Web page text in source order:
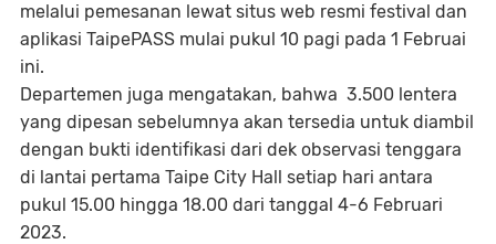
melalui pemesanan lewat situs web resmi festival dan
aplikasi TaipePASS mulai pukul 10 pagi pada 1 Februai
ini.
Departemen juga mengatakan, bahwa 3.500 lentera
yang dipesan sebelumnya akan tersedia untuk diambil
dengan bukti identifikasi dari dek observasi tenggara
di lantai pertama Taipe City Hall setiap hari antara
pukul 15.00 hingga 18.00 dari tanggal 4-6 Februari
2023.